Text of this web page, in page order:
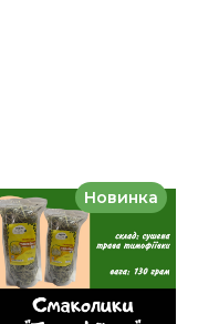
Новинка